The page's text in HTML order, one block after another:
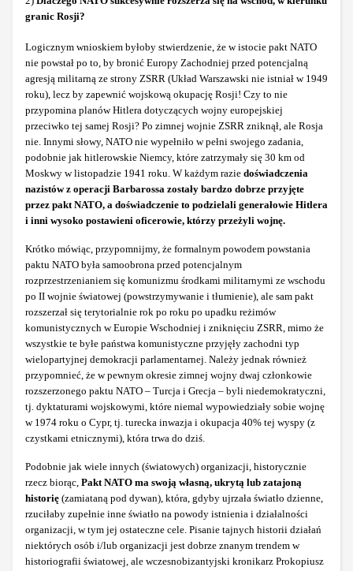
granic Rosji?
Logicznym wnioskiem byłoby stwierdzenie, że w istocie pakt NATO
nie powstał po to, by bronić Europy Zachodniej przed potencjalną
agresją militarną ze strony ZSRR (Układ Warszawski nie istniał w 1949
roku), lecz by zapewnić wojskową okupację Rosji! Czy to nie
przypomina planów Hitlera dotyczących wojny europejskiej
przeciwko tej samej Rosji? Po zimnej wojnie ZSRR zniknął, ale Rosja
nie. Innymi słowy, NATO nie wypełniło w pełni swojego zadania,
podobnie jak hitlerowskie Niemcy, które zatrzymały się 30 km od
Moskwy w listopadzie 1941 roku. W każdym razie doświadczenia
nazistów z operacji Barbarossa zostały bardzo dobrze przyjęte
przez pakt NATO, a doświadczenie to podzielali generałowie Hitlera
i inni wysoko postawieni oficerowie, którzy przeżyli wojnę.
Krótko mówiąc, przypomnijmy, że formalnym powodem powstania
paktu NATO była samoobrona przed potencjalnym
rozprzestrzenianiem się komunizmu środkami militarnymi ze wschodu
po II wojnie światowej (powstrzymywanie i tłumienie), ale sam pakt
rozszerzał się terytorialnie rok po roku po upadku reżimów
komunistycznych w Europie Wschodniej i zniknięciu ZSRR, mimo że
wszystkie te byłe państwa komunistyczne przyjęły zachodni typ
wielopartyjnej demokracji parlamentarnej. Należy jednak również
przypomnieć, że w pewnym okresie zimnej wojny dwaj członkowie
rozszerzonego paktu NATO – Turcja i Grecja – byli niedemokratyczni,
tj. dyktaturami wojskowymi, które niemal wypowiedziały sobie wojnę
w 1974 roku o Cypr, tj. turecka inwazja i okupacja 40% tej wyspy (z
czystkami etnicznymi), która trwa do dziś.
Podobnie jak wiele innych (światowych) organizacji, historycznie
rzecz biorąc, Pakt NATO ma swoją własną, ukrytą lub zatajoną
historię (zamiataną pod dywan), która, gdyby ujrzała światło dzienne,
rzuciłaby zupełnie inne światło na powody istnienia i działalności
organizacji, w tym jej ostateczne cele. Pisanie tajnych historii działań
niektórych osób i/lub organizacji jest dobrze znanym trendem w
historiografii światowej, ale wczesnobizantyjski kronikarz Prokopiusz